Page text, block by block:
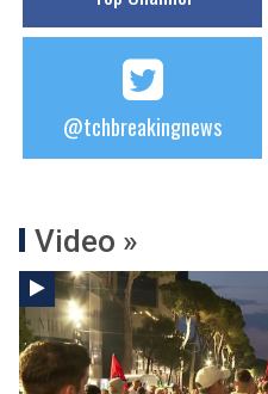
@tchbreakingnews
Video »